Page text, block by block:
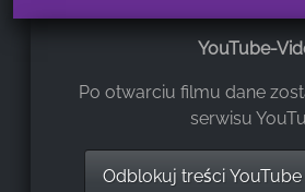
YouTube-
Po otwarciu filmu dane
serwisu
Odblokuj treści